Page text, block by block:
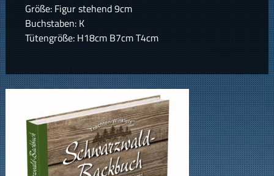
Größe: Figur stehend 9cm
Buchstaben: K
Tütengröße: H18cm B7cm T4cm